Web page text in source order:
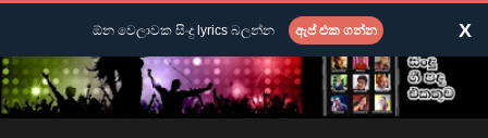
ඕන වෙලාවක සිංදු lyrics බලන්න ඇප් එක ගන්න X